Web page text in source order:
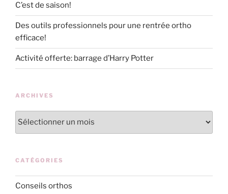
C’est de saison!
Des outils professionnels pour une rentrée ortho
efficace!
Activité offerte: barrage d’Harry Potter
ARCHIVES
CATÉGORIES
Conseils orthos